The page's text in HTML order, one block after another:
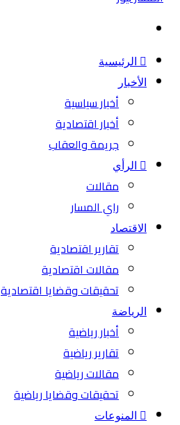
الرئيسية
الأخبار
أخبار سياسية
أخبار اقتصادية
جريمة والعقاب
الرأي
مقالات
راي المسار
الاقتصاد
تقارير اقتصادية
مقالات اقتصادية
تحقيقات وقضايا اقتصادية
الرياضة
أخبار رياضية
تقارير رياضية
مقالات رياضية
تحقيقات وقضايا رياضية
المنوعات